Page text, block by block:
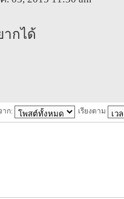
ากได้
าก: เรียงตาม